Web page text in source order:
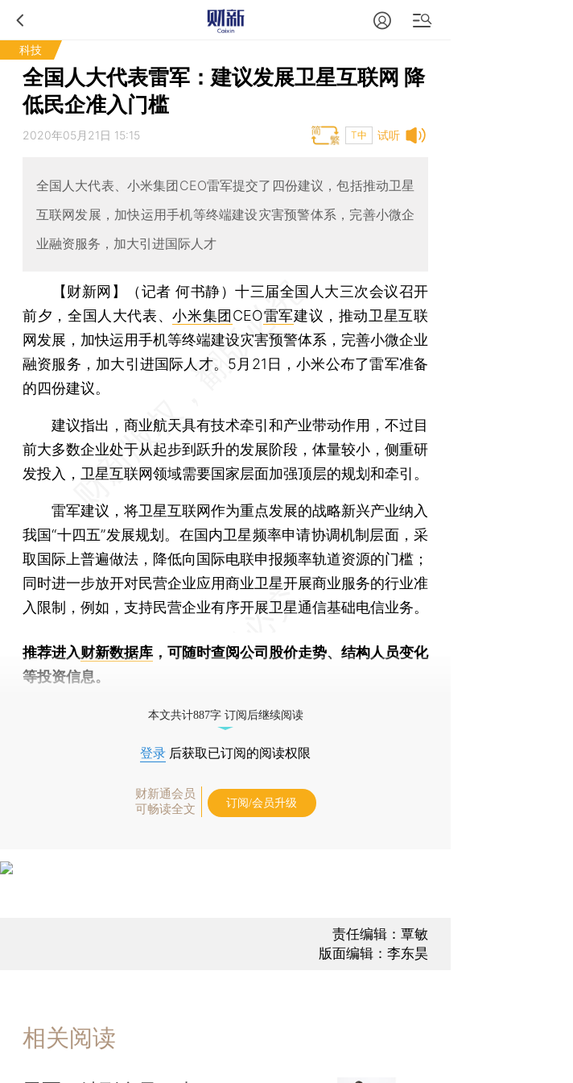
科技
全国人大代表雷军：建议发展卫星互联网 降
低民企准入门槛
试听
2020年05月21日 15:15 T中
全国人大代表、小米集团CEO雷军提交了四份建议，包括推动卫星
互联网发展，加快运用手机等终端建设灾害预警体系，完善小微企
业融资服务，加大引进国际人才
【财新网】（记者 何书静）十三届全国人大三次会议召开
前夕，全国人大代表、小米集团CEO雷军建议，推动卫星互联
网发展，加快运用手机等终端建设灾害预警体系，完善小微企业
融资服务，加大引进国际人才。5月21日，小米公布了雷军准备
的四份建议。
建议指出，商业航天具有技术牵引和产业带动作用，不过目
前大多数企业处于从起步到跃升的发展阶段，体量较小，侧重研
发投入，卫星互联网领域需要国家层面加强顶层的规划和牵引。
雷军建议，将卫星互联网作为重点发展的战略新兴产业纳入
我国“十四五”发展规划。在国内卫星频率申请协调机制层面，采
取国际上普遍做法，降低向国际电联申报频率轨道资源的门槛；
同时进一步放开对民营企业应用商业卫星开展商业服务的行业准
入限制，例如，支持民营企业有序开展卫星通信基础电信业务。
推荐进入财新数据库 ，可随时查阅公司股价走势、结构人员变化
等投资信息。
本文共计887字 订阅后继续阅读
登录 后获取已订阅的阅读权限
财新通会员
可畅读全文
订阅/会员升级
责任编辑：覃敏
版面编辑：李东昊
相关阅读